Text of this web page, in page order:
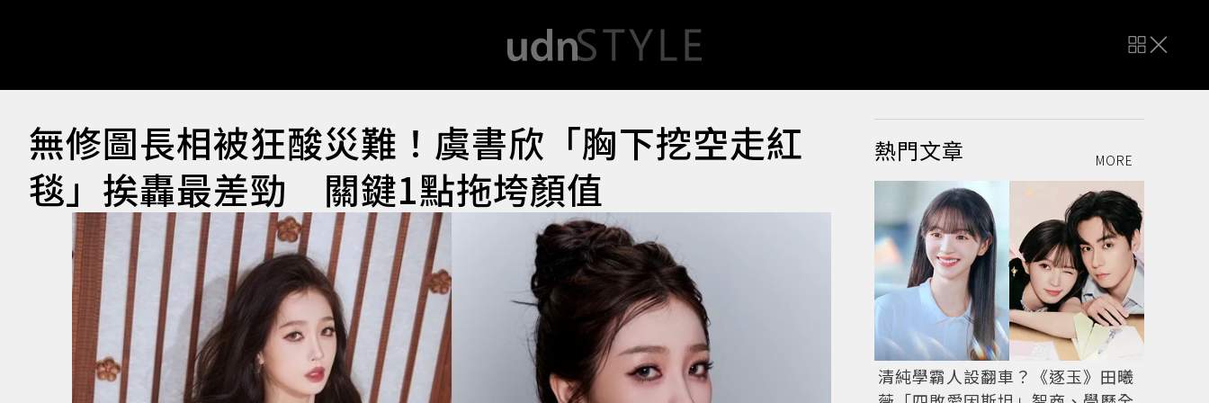
無修圖長相被狂酸災難！虞書欣「胸下挖空走紅
毯」挨轟最差勁 關鍵1點拖垮顏值
熱門文章 MORE
清純學霸人設翻車？《逐玉》田曦